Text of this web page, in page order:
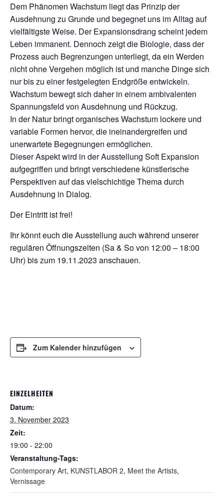
Dem Phänomen Wachstum liegt das Prinzip der
Ausdehnung zu Grunde und begegnet uns im Alltag auf
vielfältigste Weise. Der Expansionsdrang scheint jedem
Leben immanent. Dennoch zeigt die Biologie, dass der
Prozess auch Begrenzungen unterliegt, da ein Werden
nicht ohne Vergehen möglich ist und manche Dinge sich
nur bis zu einer festgelegten Endgröße entwickeln.
Wachstum bewegt sich daher in einem ambivalenten
Spannungsfeld von Ausdehnung und Rückzug.
In der Natur bringt organisches Wachstum lockere und
variable Formen hervor, die ineinandergreifen und
unerwartete Begegnungen ermöglichen.
Dieser Aspekt wird in der Ausstellung Soft Expansion
aufgegriffen und bringt verschiedene künstlerische
Perspektiven auf das vielschichtige Thema durch
Ausdehnung in Dialog.
Der Eintritt ist frei!
Ihr könnt euch die Ausstellung auch während unserer
regulären Öffnungszeiten (Sa & So von 12:00 – 18:00
Uhr) bis zum 19.11.2023 anschauen.
Zum Kalender hinzufügen
EINZELHEITEN
Datum:
3. November 2023
Zeit:
19:00 - 22:00
Veranstaltung-Tags:
Contemporary Art, KUNSTLABOR 2, Meet the Artists,
Vernissage